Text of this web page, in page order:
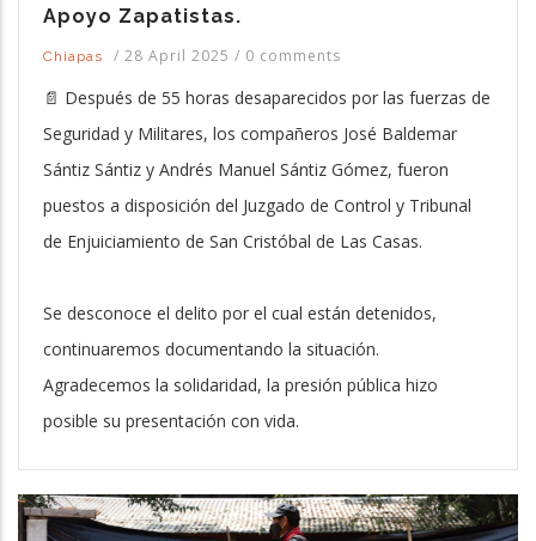
Apoyo Zapatistas.
Chiapas / 28 April 2025 / 0 comments
📄 Después de 55 horas desaparecidos por las fuerzas de
Seguridad y Militares, los compañeros José Baldemar
Sántiz Sántiz y Andrés Manuel Sántiz Gómez, fueron
puestos a disposición del Juzgado de Control y Tribunal
de Enjuiciamiento de San Cristóbal de Las Casas.
Se desconoce el delito por el cual están detenidos,
continuaremos documentando la situación.
Agradecemos la solidaridad, la presión pública hizo
posible su presentación con vida.